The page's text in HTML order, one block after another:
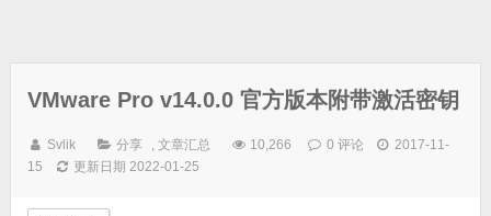
VMware Pro v14.0.0 官方版本附带激活密钥
Svlik 分享 , 文章汇总 10,266 0 评论
2017-11-
15
更新日期 2022-01-25